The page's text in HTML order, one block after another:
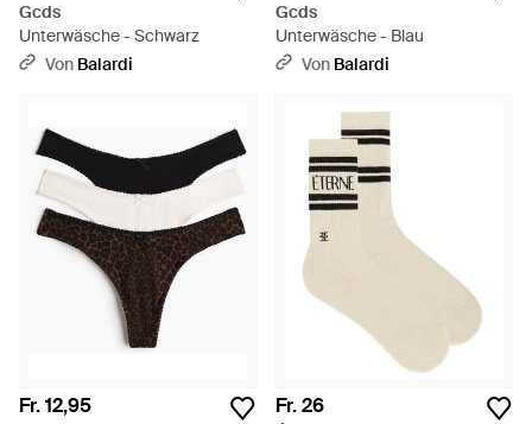
Gcds
Unterwäsche - Schwarz
Von Balardi
Gcds
Unterwäsche - Blau
Von Balardi
Fr. 12,95 Fr. 26